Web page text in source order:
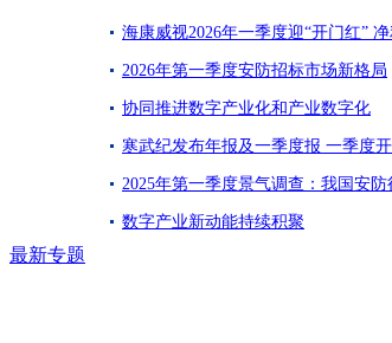
海康威视2026年一季度迎“开门红”
2026年第一季度安防招标市场新格局
协同推进数字产业化和产业数字化
寒武纪发布年报及一季度报 一季度
2025年第一季度景气调查：我国安
数字产业新动能持续积聚
最新专题